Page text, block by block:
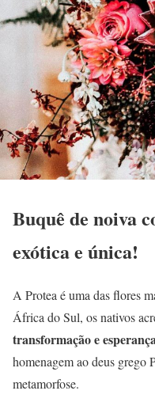
Buquê de noiva
exótica e única!
A Protea é uma das flores
África do Sul, os nativos
transformação e
homenagem ao deus grego
metamorfose.